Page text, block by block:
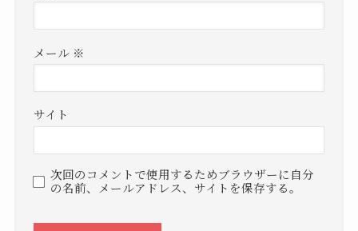
メール ※
サイト
次回のコメントで使用するためブラウザーに自分
の名前、メールアドレス、サイトを保存する。